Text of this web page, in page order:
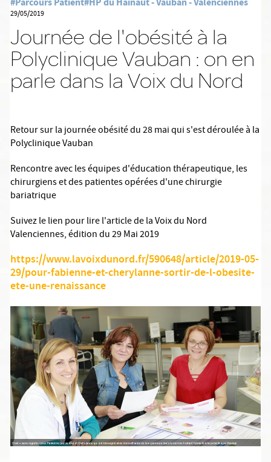
29/05/2019
Journée de l'obésité à la
Polyclinique Vauban : on en
parle dans la Voix du Nord
Retour sur la journée obésité du 28 mai qui s'est déroulée à la
Polyclinique Vauban
Rencontre avec les équipes d'éducation thérapeutique, les
chirurgiens et des patientes opérées d'une chirurgie
bariatrique
Suivez le lien pour lire l'article de la Voix du Nord
Valenciennes, édition du 29 Mai 2019
https://www.lavoixdunord.fr/590648/article/2019-05-
29/pour-fabienne-et-cherylanne-sortir-de-l-obesite-
ete-une-renaissance